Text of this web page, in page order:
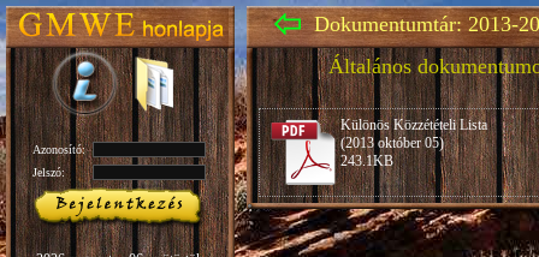
Azonosító:
Jelszó:
Dokumentumtár: 2013-
Általános
Különös Közzétételi Lista
(2013 október 05)
243.1KB